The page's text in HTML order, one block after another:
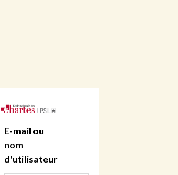
E-mail ou
nom
d'utilisateur